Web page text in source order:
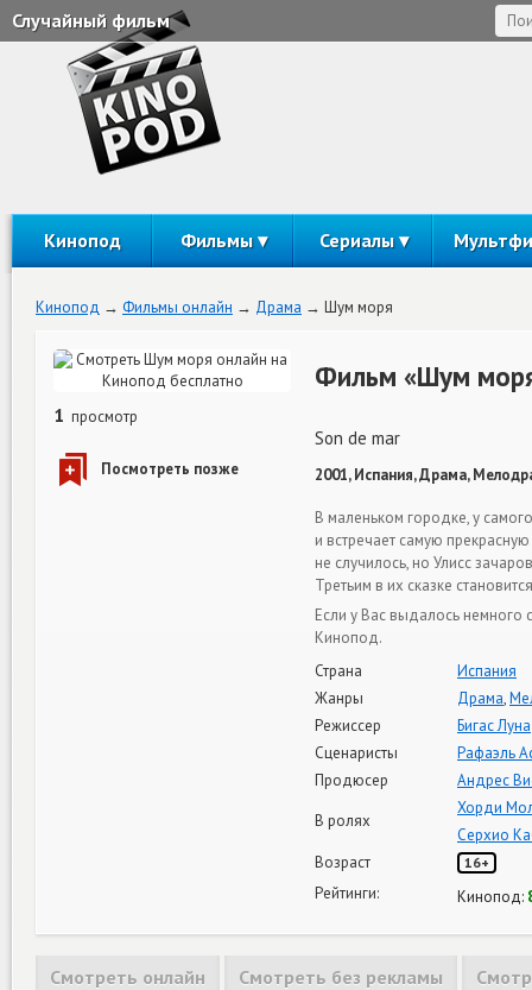
Случайный фильм
Кинопод Фильмы Сериалы
Кинопод Фильмы онлайн Драма Шум моря
1 просмотр
Фильм «Шум
Son de mar
2001, Испания, Драма,
В маленьком городке, у
и встречает самую
не случилось, но Улисс
Третьим в их сказке
Если у Вас выдалось
Кинопод.
Страна
Испания
Жанры
Драма,
Режиссер
Бигас Луна
Сценаристы
Рафаэль
Продюсер
Андрес
В ролях
Хорди
Серхио
Возраст
16+
Рейтинги: Кинопод:
Смотреть онлайн Смотреть без рекламы